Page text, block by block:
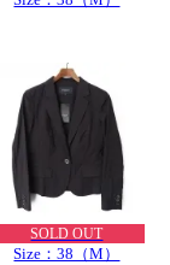
SOLD OUT
Size：38（M）